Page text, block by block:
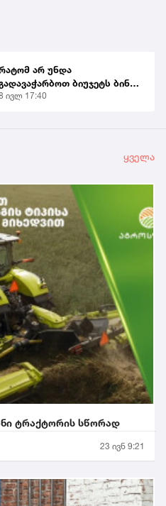
არ უნდა
ბიუჯეტს ბინის
ივლ 17:40
ყველა
ტრაქტორის სწორად
23 ივნ 9:21